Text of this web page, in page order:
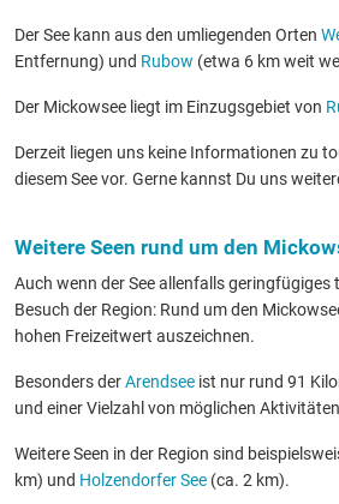
Der See kann aus den umliegenden Orten
Entfernung) und Rubow (etwa 6 km weit
Der Mickowsee liegt im Einzugsgebiet von
Derzeit liegen uns keine Informationen zu
diesem See vor. Gerne kannst Du uns
Weitere Seen rund um den
Auch wenn der See allenfalls
Besuch der Region: Rund um den
hohen Freizeitwert auszeichnen.
Besonders derArendsee ist nur rund 91
und einer Vielzahl von möglichen
Weitere Seen in der Region sind
km) und Holzendorfer See (ca. 2 km).